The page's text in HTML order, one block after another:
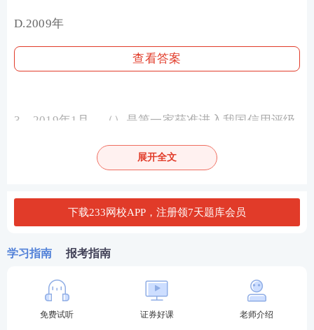
D.2009年
查看答案
3、2019年1月，（）是第一家获准进入我国信用评级
B.穆迪投资
查看答案
展开全文
下载233网校APP，注册领7天题库会员
学习指南 报考指南
免费试听 证券好课 老师介绍